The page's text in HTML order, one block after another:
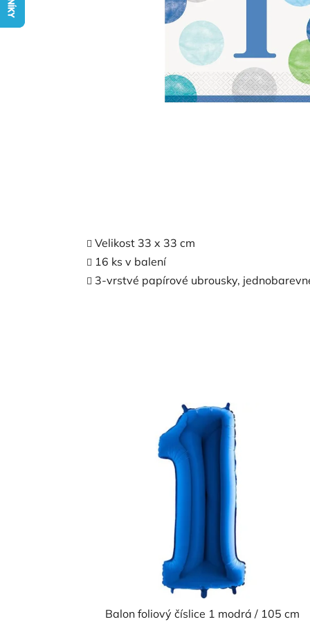
Velikost 33 x 33 cm
16 ks v balení
3-vrstvé papírové ubrousky,
Balon foliový číslice 1 modrá / 105 cm